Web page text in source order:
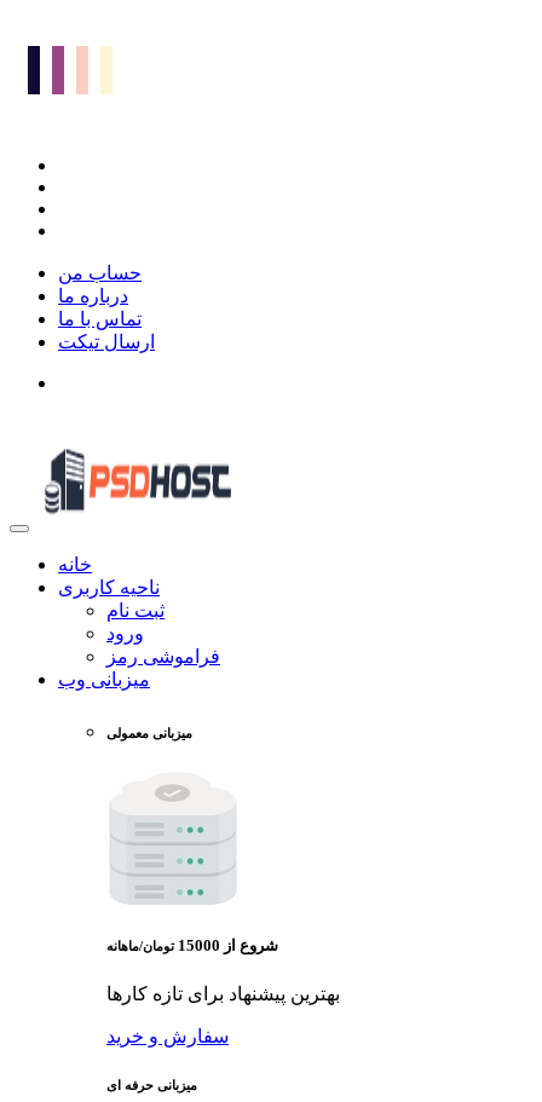
حساب من
درباره ما
تماس با ما
ارسال تیکت
خانه
ناحیه کاربری
ثبت نام
ورود
فراموشی رمز
میزبانی وب
میزبانی معمولی
شروع از 15000 تومان/ماهانه
بهترین پیشنهاد برای تازه کارها
سفارش و خرید
میزبانی حرفه ای